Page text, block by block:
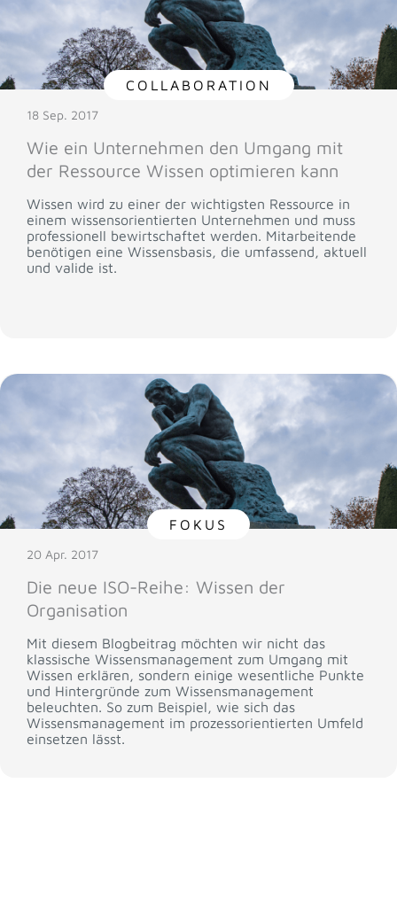
COLLABORATION
18 Sep. 2017
Wie ein Unternehmen den Umgang mit
der Ressource Wissen optimieren kann
Wissen wird zu einer der wichtigsten Ressource in
einem wissensorientierten Unternehmen und muss
professionell bewirtschaftet werden. Mitarbeitende
benötigen eine Wissensbasis, die umfassend, aktuell
und valide ist.
FOKUS
20 Apr. 2017
Die neue ISO-Reihe: Wissen der
Organisation
Mit diesem Blogbeitrag möchten wir nicht das
klassische Wissensmanagement zum Umgang mit
Wissen erklären, sondern einige wesentliche Punkte
und Hintergründe zum Wissensmanagement
beleuchten. So zum Beispiel, wie sich das
Wissensmanagement im prozessorientierten Umfeld
einsetzen lässt.